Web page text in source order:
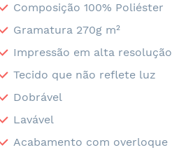
Composição 100% Poliéster
Gramatura 270g m²
Impressão em alta resolução
Tecido que não reflete luz
Dobrável
Lavável
Acabamento com overloque